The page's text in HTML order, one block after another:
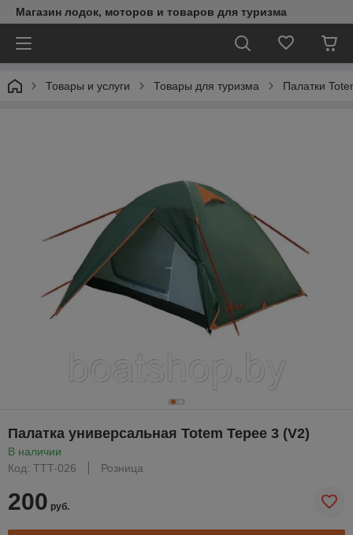
Магазин лодок, моторов и товаров для туризма
Товары и услуги Товары для туризма Палатки
Палатка универсальная Totem Tepee 3 (V2)
В наличии
Код: TTT-026
Розница
200 руб.